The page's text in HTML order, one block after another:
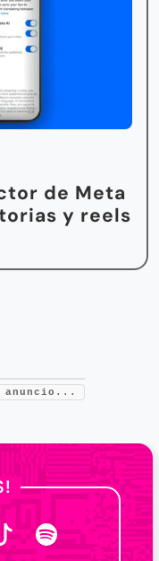
de Meta
y reels
anuncio...